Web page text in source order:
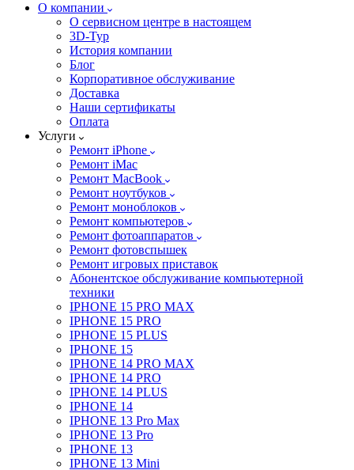
О компании
О сервисном центре в настоящем
3D-Тур
История компании
Блог
Корпоративное обслуживание
Доставка
Наши сертификаты
Оплата
Услуги
Ремонт iPhone
Ремонт iMac
Ремонт MacBook
Ремонт ноутбуков
Ремонт моноблоков
Ремонт компьютеров
Ремонт фотоаппаратов
Ремонт фотовспышек
Ремонт игровых приставок
Абонентское обслуживание компьютерной
техники
IPHONE 15 PRO MAX
IPHONE 15 PRO
IPHONE 15 PLUS
IPHONE 15
IPHONE 14 PRO MAX
IPHONE 14 PRO
IPHONE 14 PLUS
IPHONE 14
IPHONE 13 Pro Max
IPHONE 13 Pro
IPHONE 13
IPHONE 13 Mini